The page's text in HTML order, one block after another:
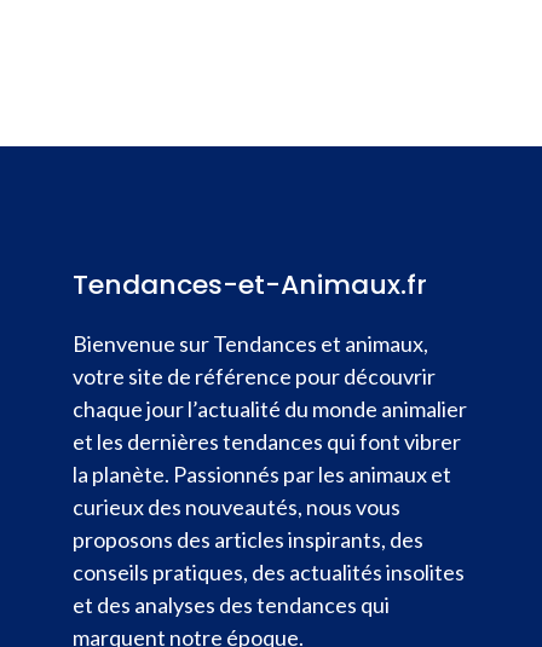
Tendances-et-Animaux.fr
Bienvenue sur Tendances et animaux,
votre site de référence pour découvrir
chaque jour l’actualité du monde animalier
et les dernières tendances qui font vibrer
la planète. Passionnés par les animaux et
curieux des nouveautés, nous vous
proposons des articles inspirants, des
conseils pratiques, des actualités insolites
et des analyses des tendances qui
marquent notre époque.